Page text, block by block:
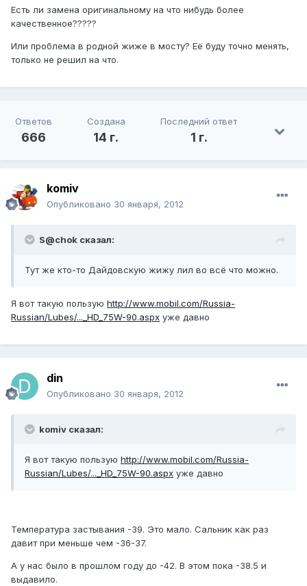
Есть ли замена оригинальному на что нибудь более
качественное?????
Или проблема в родной жиже в мосту? Её буду точно менять,
только не решил на что.
Ответов
666
Создана
14 г.
Последний ответ
1 г.
komiv
Опубликовано 30 января, 2012
S@chok сказал:
Тут же кто-то Дайдовскую жижу лил во всё что можно.
Я вот такую пользую http://www.mobil.com/Russia-
Russian/Lubes/..._HD_75W-90.aspx уже давно
din
Опубликовано 30 января, 2012
komiv сказал:
Я вот такую пользую http://www.mobil.com/Russia-
Russian/Lubes/..._HD_75W-90.aspx уже давно
Температура застывания -39. Это мало. Сальник как раз
давит при меньше чем -36-37.
А у нас было в прошлом году до -42. В этом пока -38.5 и
выдавило.